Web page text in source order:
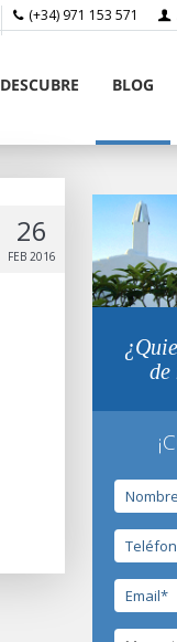
(+34) 971 153 571
DESCUBRE BLOG
26
FEB 2016
de